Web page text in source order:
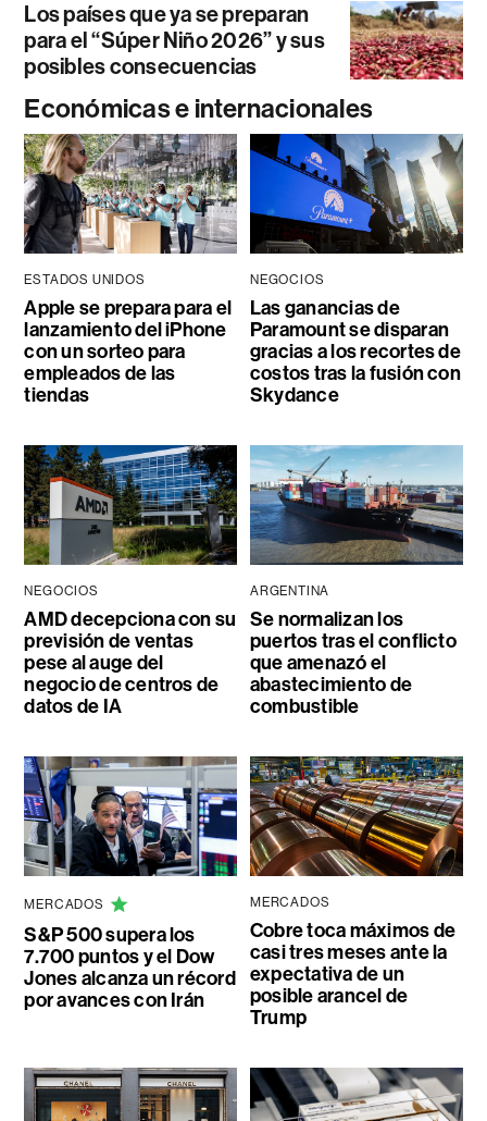
Los países que ya se preparan
para el “Súper Niño 2026” y sus
posibles consecuencias
Económicas e internacionales
ESTADOS UNIDOS
Apple se prepara para el
lanzamiento del iPhone
con un sorteo para
empleados de las
tiendas
NEGOCIOS
Las ganancias de
Paramount se disparan
gracias a los recortes de
costos tras la fusión con
Skydance
NEGOCIOS
AMD decepciona con su
previsión de ventas
pese al auge del
negocio de centros de
datos de IA
ARGENTINA
Se normalizan los
puertos tras el conflicto
que amenazó el
abastecimiento de
combustible
MERCADOS
S&P 500 supera los
7.700 puntos y el Dow
Jones alcanza un récord
por avances con Irán
MERCADOS
Cobre toca máximos de
casi tres meses ante la
expectativa de un
posible arancel de
Trump